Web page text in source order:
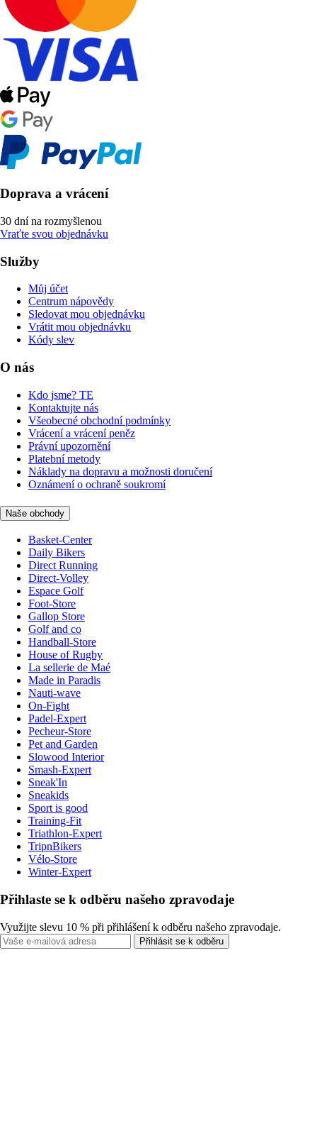
Doprava a vrácení
30 dní na rozmyšlenou
Vraťte svou objednávku
Služby
Můj účet
Centrum nápovědy
Sledovat mou objednávku
Vrátit mou objednávku
Kódy slev
O nás
Kdo jsme? TE
Kontaktujte nás
Všeobecné obchodní podmínky
Vrácení a vrácení peněz
Právní upozornění
Platební metody
Náklady na dopravu a možnosti doručení
Oznámení o ochraně soukromí
Naše obchody
Basket-Center
Daily Bikers
Direct Running
Direct-Volley
Espace Golf
Foot-Store
Gallop Store
Golf and co
Handball-Store
House of Rugby
La sellerie de Maé
Made in Paradis
Nauti-wave
On-Fight
Padel-Expert
Pecheur-Store
Pet and Garden
Slowood Interior
Smash-Expert
Sneak'In
Sneakids
Sport is good
Training-Fit
Triathlon-Expert
TripnBikers
Vélo-Store
Winter-Expert
Přihlaste se k odběru našeho zpravodaje
Využijte slevu 10 % při přihlášení k odběru našeho zpravodaje.
Přihlásit se k odběru